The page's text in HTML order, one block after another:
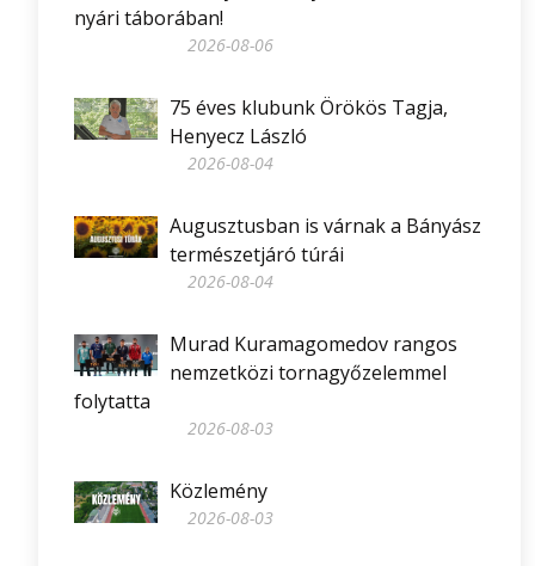
nyári táborában!
2026-08-06
75 éves klubunk Örökös Tagja,
Henyecz László
2026-08-04
Augusztusban is várnak a Bányász
természetjáró túrái
2026-08-04
Murad Kuramagomedov rangos
nemzetközi tornagyőzelemmel
folytatta
2026-08-03
Közlemény
2026-08-03